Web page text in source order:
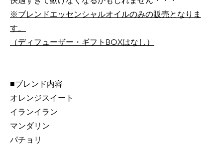
※ブレンドエッセンシャルオイルのみの販売となりま
す。
（ディフューザー・ギフトBOXはなし）
■ブレンド内容
オレンジスイート
イランイラン
マンダリン
パチョリ